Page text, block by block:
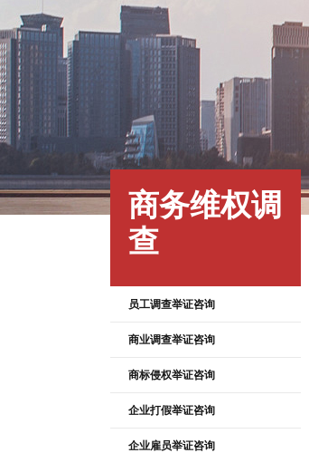
商务维权调
查
员工调查举证咨询
商业调查举证咨询
商标侵权举证咨询
企业打假举证咨询
企业雇员举证咨询